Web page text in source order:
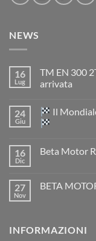
NEWS
16
Lug
TM EN 300
arrivata
su
TM
EN
2026:
è
arrivata
24
Giu
Il
su
Motocross
è
16
Dic
Beta Motor
Beta
27
Nov
BETA
MOTOR
INFORMAZIONI